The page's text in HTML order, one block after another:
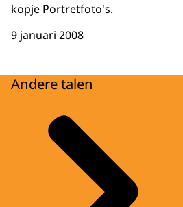
kopje Portretfoto's.
9 januari 2008
Andere talen